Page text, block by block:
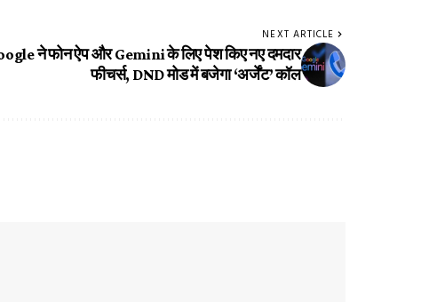
NEXT ARTICLE
ने फोन ऐप और Gemini के लिए पेश किए नए दमदार
फीचर्स, DND मोड में बजेगा ‘अर्जेंट’ कॉल